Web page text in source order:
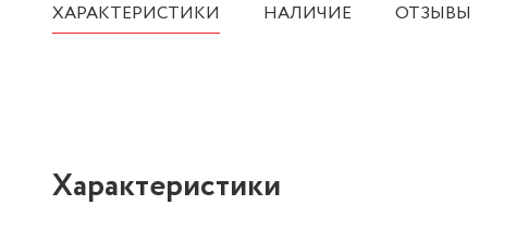
ХАРАКТЕРИСТИКИ НАЛИЧИЕ ОТЗЫВЫ
Характеристики